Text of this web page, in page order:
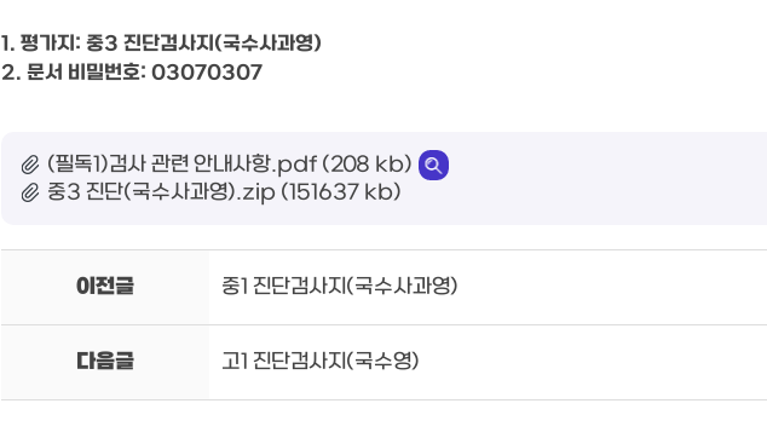
1. 평가지: 중3 진단검사지(국수사과영)
2. 문서 비밀번호: 03070307
(필독1)검사 관련 안내사항.pdf (208 kb)
중3 진단(국수사과영).zip (151637 kb)
이전글 중1 진단검사지(국수사과영)
다음글 고1 진단검사지(국수영)